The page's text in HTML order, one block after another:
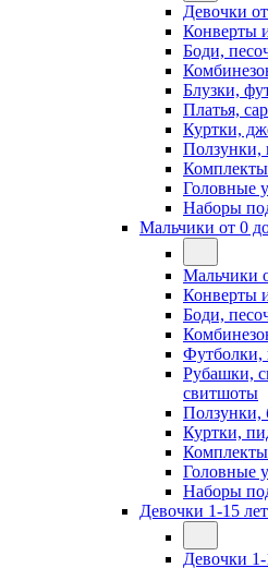
Девочки
Конверты
Боди,
Блузки,
Платья,
Куртки,
Головные
Наборы
Мальчики от 0
Мальчики
Конверты
Боди,
Футболки,
Рубашки,
свитшоты
Куртки,
Головные
Наборы
Девочки 1-15 лет
Девочки 1-